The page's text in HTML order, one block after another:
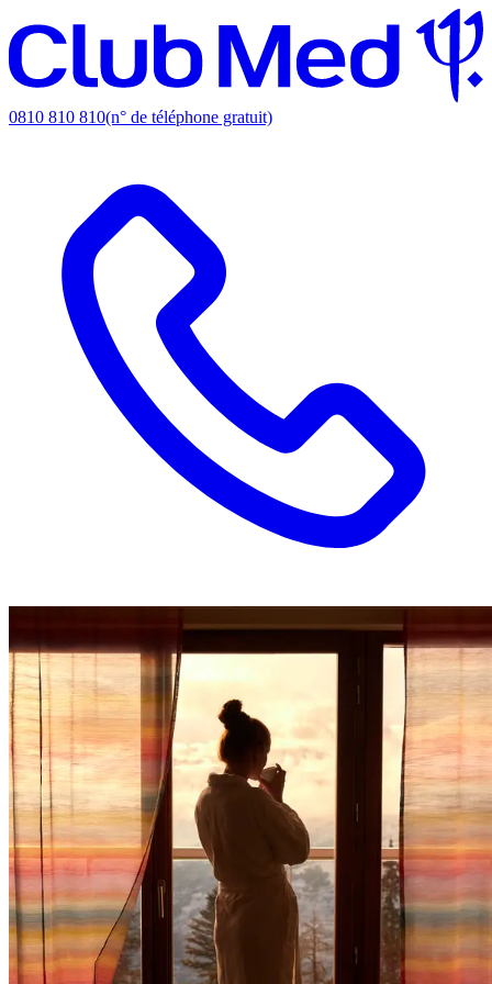
0810 810 810(n° de téléphone gratuit)